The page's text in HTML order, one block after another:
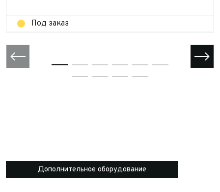
Под заказ
Дополнительное оборудование